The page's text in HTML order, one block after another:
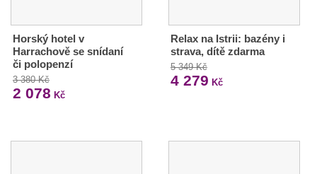
Horský hotel v
Harrachově se snídaní
či polopenzí
3 380 Kč
2 078 Kč
Relax na Istrii: bazény i
strava, dítě zdarma
5 349 Kč
4 279 Kč